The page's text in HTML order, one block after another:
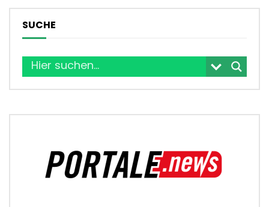
SUCHE